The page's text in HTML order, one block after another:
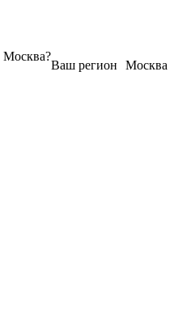
Москва
Ваш регион
Москва?